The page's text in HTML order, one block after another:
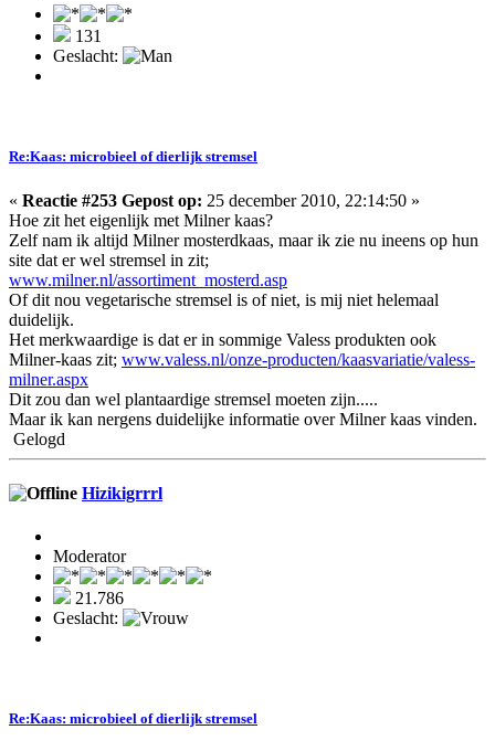
131
Geslacht:
Re:Kaas: microbieel of dierlijk stremsel
« Reactie #253 Gepost op: 25 december 2010, 22:14:50 »
Hoe zit het eigenlijk met Milner kaas?
Zelf nam ik altijd Milner mosterdkaas, maar ik zie nu ineens op hun
site dat er wel stremsel in zit;
www.milner.nl/assortiment_mosterd.asp
Of dit nou vegetarische stremsel is of niet, is mij niet helemaal
duidelijk.
Het merkwaardige is dat er in sommige Valess produkten ook
Milner-kaas zit; www.valess.nl/onze-producten/kaasvariatie/valess-
milner.aspx
Dit zou dan wel plantaardige stremsel moeten zijn.....
Maar ik kan nergens duidelijke informatie over Milner kaas vinden.
Gelogd
Hizikigrrrl
Moderator
21.786
Geslacht:
Re:Kaas: microbieel of dierlijk stremsel